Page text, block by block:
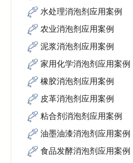
水处理消泡剂应用案例
农业消泡剂应用案例
泥浆消泡剂应用案例
家用化学消泡剂应用案例
橡胶消泡剂应用案例
皮革消泡剂应用案例
粘合剂消泡剂应用案例
油墨油漆消泡剂应用案例
食品发酵消泡剂应用案例